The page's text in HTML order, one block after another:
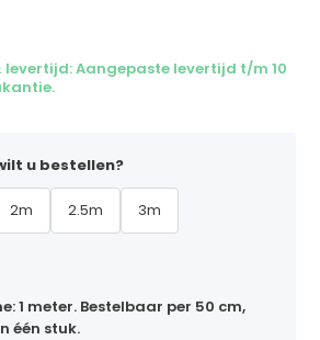
Aangepaste levertijd t/m 10
u bestellen?
2m 2.5m 3m
1 meter. Bestelbaar per 50 cm,
één stuk.